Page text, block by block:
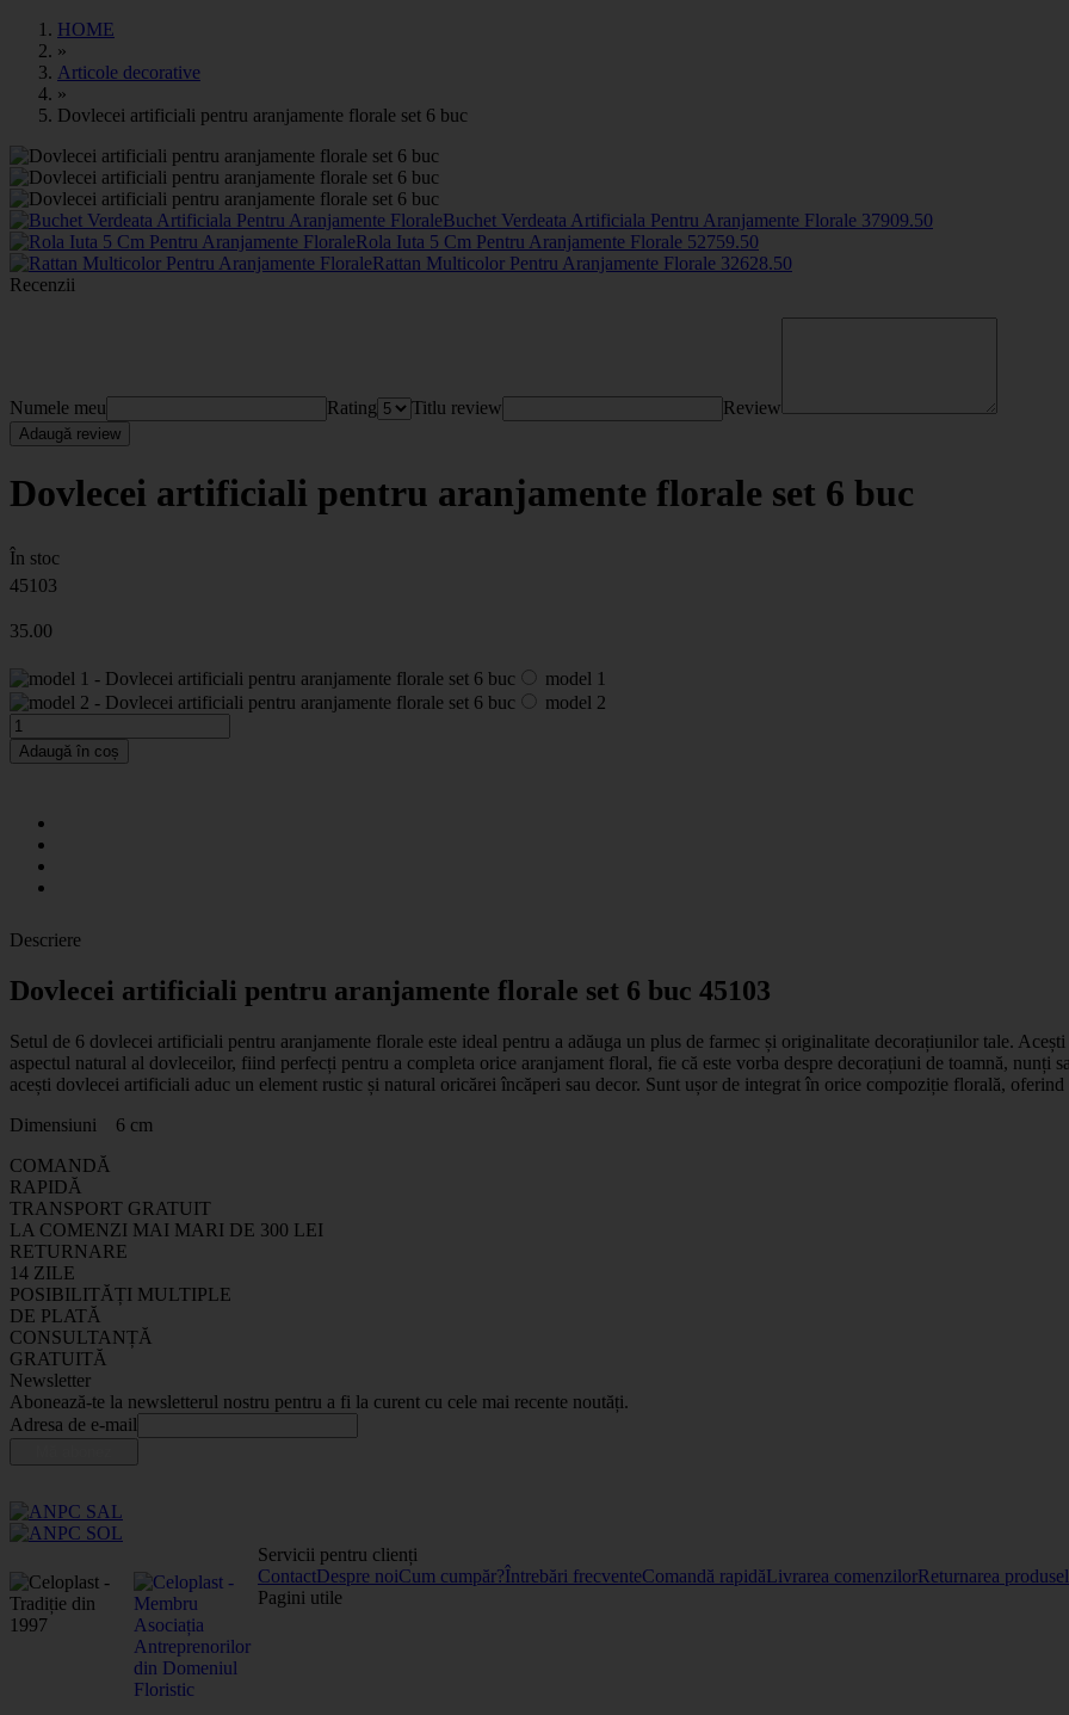
HOME
»
Articole decorative
»
Dovlecei artificiali pentru aranjamente florale set 6 buc
Buchet Verdeata Artificiala Pentru Aranjamente Florale 37909.50
Rola Iuta 5 Cm Pentru Aranjamente Florale 52759.50
Rattan Multicolor Pentru Aranjamente Florale 32628.50
Recenzii
Numele meu Rating Titlu review Review
Adaugă review
Dovlecei artificiali pentru aranjamente florale set 6 buc
În stoc
45103
35.00
model 1
model 2
Adaugă în coș
Descriere
Dovlecei artificiali pentru aranjamente florale set 6 buc 45103
Setul de 6 dovlecei artificiali pentru aranjamente florale este ideal pentru a adăuga un plus de farmec și originalitate decorațiunilor tale.
aspectul natural al dovleceilor, fiind perfecți pentru a completa orice aranjament floral, fie că este vorba despre decorațiuni de toamnă, nunți
acești dovlecei artificiali aduc un element rustic și natural oricărei încăperi sau decor. Sunt ușor de integrat în orice compoziție florală,
Dimensiuni 6 cm
COMANDĂ
RAPIDĂ
TRANSPORT GRATUIT
LA COMENZI MAI MARI DE 300 LEI
RETURNARE
14 ZILE
POSIBILITĂȚI MULTIPLE
DE PLATĂ
CONSULTANȚĂ
GRATUITĂ
Newsletter
Abonează-te la newsletterul nostru pentru a fi la curent cu cele mai recente noutăți.
Adresa de e-mail
Servicii pentru clienți
ContactDespre noiCum cumpăr?Întrebări frecventeComandă rapidăLivrarea comenzilorReturnarea
Pagini utile